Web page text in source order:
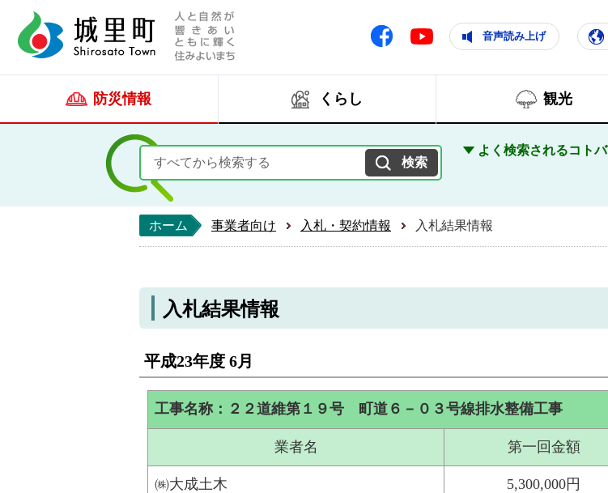
人と自然が響きあいともに輝く住みよいまち
Facebook Youtube 音声読み上げ
防災情報 くらし 観光
よく検索されるコトバ
ホーム 事業者向け 入札・契約情報 入札結果情報
入札結果情報
平成23年度 6月
工事名称：２２道維第１９号 町道６－０３号線排水整備工事
業者名 第一回金額
㈱大成土木 5,300,000円